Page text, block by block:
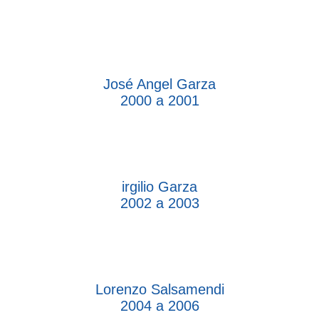
José Angel Garza
2000 a 2001
irgilio Garza
2002 a 2003
Lorenzo Salsamendi
2004 a 2006